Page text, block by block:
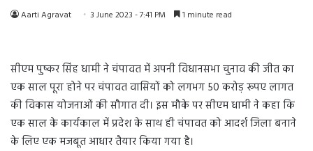
Aarti Agravat 3 June 2023 - 7:41 PM 1 minute read
सीएम पुष्कर सिंह धामी ने चंपावत में अपनी विधानसभा चुनाव की जीत का
एक साल पूरा होने पर चंपावत वासियों को लगभग 50 करोड़ रूपए लागत
की विकास योजनाओं की सौगात दी। इस मौके पर सीएम धामी ने कहा कि
एक साल के कार्यकाल में प्रदेश के साथ ही चंपावत को आदर्श जिला बनाने
के लिए एक मजबूत आधार तैयार किया गया है।